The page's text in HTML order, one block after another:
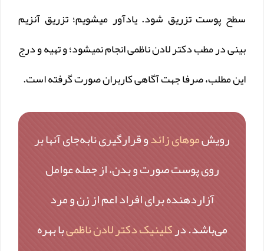
سطح پوست تزریق شود. یادآور میشویم؛ تزریق آنزیم
بینی در مطب دکتر لادن ناظمی انجام نمیشود؛ و تهیه و درج
این مطلب، صرفا جهت آگاهی کاربران صورت گرفته است.
رویشموهای زائدو قرارگیری نابه‌جای آنها بر
روی پوست صورت و بدن، از جمله عوامل
آزاردهنده برای افراد اعم از زن و مرد
می‌باشد. درکلینیک دکتر لادن ناظمیبا بهره